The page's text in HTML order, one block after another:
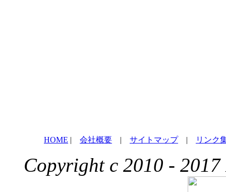
HOME | 会社概要 | サイトマップ| リンク
Copyright c 2010 - 2017